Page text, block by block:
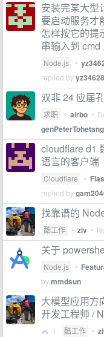
安装完某大型
要启动服务才
怎样按它的提
串输入到 cmd
Node.js •
replied by
双非 24 应届
求职 • airbo •
genPeterTohetang
cloudflare d1
语言的客户端
Cloudflare •
replied by
找靠谱的
酷工作 • ziv •
关于
Node.js •
bymmdsun
大模型应用方
开发工程师 /
1 酷工作 •